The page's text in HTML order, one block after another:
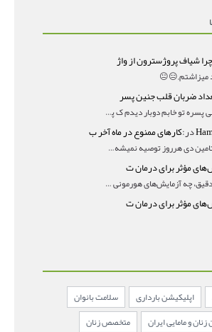
چرا شیاف پروژسترون از واژ
ضربان قلب جنین پسر
مال من ۱۶۸بود و نینی پسره تو خابم دوبار دیدم ک پسره
در:کارهای ممنوع در ماه آخر ب
سلام مگه مصرف ویتامین دی هرروز توصیه نمیشه؟درمقاله میگه
مؤثر برای درمان ت
سلام برای تشخیص دقیق، چه آزمایش‌های هورمونی و چه سونوگر
مؤثر برای درمان ت
اپلیکیشن بارداری
سلامت بانوان
و مامایی ایران
متخصص زنان